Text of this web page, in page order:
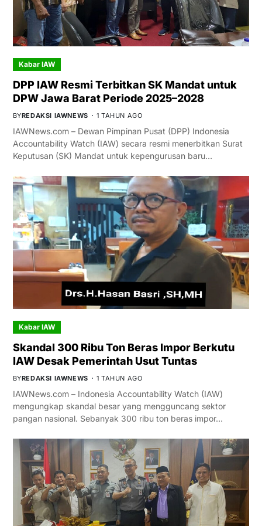
Kabar IAW
DPP IAW Resmi Terbitkan SK Mandat untuk
DPW Jawa Barat Periode 2025–2028
BYREDAKSI IAWNEWS 1 TAHUN AGO
IAWNews.com – Dewan Pimpinan Pusat (DPP) Indonesia
Accountability Watch (IAW) secara resmi menerbitkan Surat
Keputusan (SK) Mandat untuk kepengurusan baru…
Kabar IAW
Skandal 300 Ribu Ton Beras Impor Berkutu
IAW Desak Pemerintah Usut Tuntas
BYREDAKSI IAWNEWS 1 TAHUN AGO
IAWNews.com – Indonesia Accountability Watch (IAW)
mengungkap skandal besar yang mengguncang sektor
pangan nasional. Sebanyak 300 ribu ton beras impor…